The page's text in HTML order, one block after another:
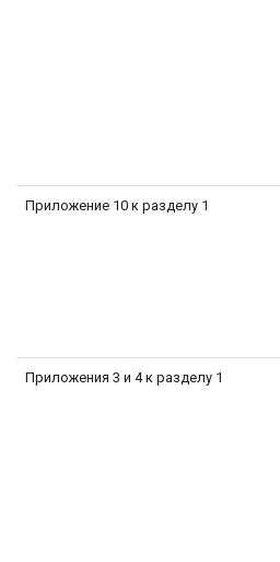
Приложение 10 к разделу 1
Приложения 3 и 4 к разделу 1